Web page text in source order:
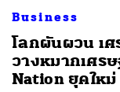
Business
โลกผันผวน เศ
วางหมากเศร
Nation ยุคใหม่